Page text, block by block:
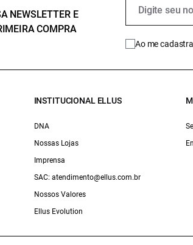
NEWSLETTER E
COMPRA
Ao me
INSTITUCIONAL ELLUS
DNA
Nossas Lojas
Imprensa
SAC: atendimento@ellus.com.br
Nossos Valores
Ellus Evolution